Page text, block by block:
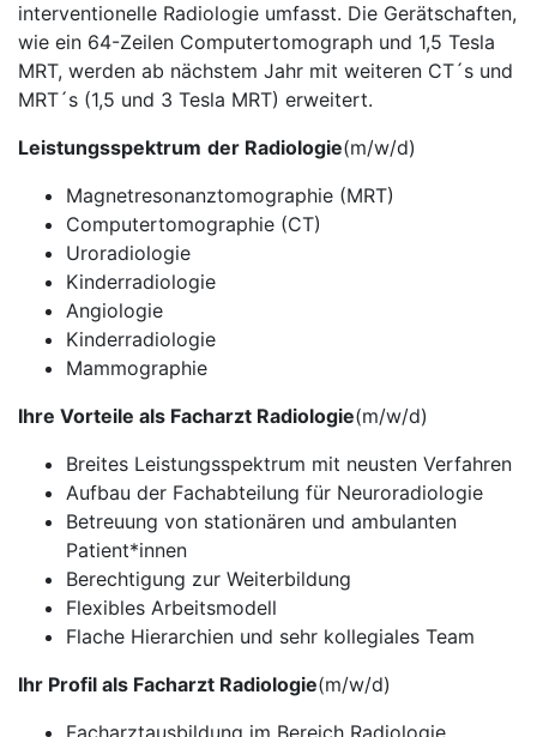
interventionelle Radiologie umfasst. Die Gerätschaften,
wie ein 64-Zeilen Computertomograph und 1,5 Tesla
MRT, werden ab nächstem Jahr mit weiteren CT´s und
MRT´s (1,5 und 3 Tesla MRT) erweitert.
Leistungsspektrum der Radiologie(m/w/d)
Magnetresonanztomographie (MRT)
Computertomographie (CT)
Uroradiologie
Kinderradiologie
Angiologie
Kinderradiologie
Mammographie
Ihre Vorteile als Facharzt Radiologie(m/w/d)
Breites Leistungsspektrum mit neusten Verfahren
Aufbau der Fachabteilung für Neuroradiologie
Betreuung von stationären und ambulanten
Patient*innen
Berechtigung zur Weiterbildung
Flexibles Arbeitsmodell
Flache Hierarchien und sehr kollegiales Team
Ihr Profil als Facharzt Radiologie(m/w/d)
Facharztausbildung im Bereich Radiologie